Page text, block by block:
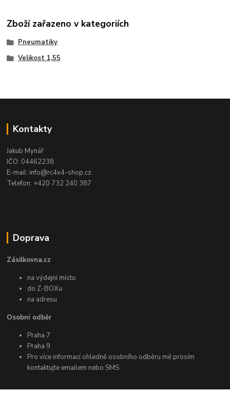
Zboží zařazeno v kategoriích
Pneumatiky
Velikost 1,55
Kontakty
Jakub Mynář
IČO: 04462238
E-mail: info@rc4x4-shop.cz
Telefon: +420 732 240 387
Doprava
Zásilkovna.cz
na výdejní místo
do Z-BOXu
na adresu
Osobní odběr
Praha 7
Praha 9
Pro více informací ohledně osobního odběru mě prosím
kontaktujte emailem nebo SMS